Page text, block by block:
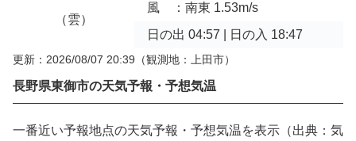
（雲）
風 ：南東 1.53m/s
日の出 04:57 | 日の入 18:47
更新：2026/08/07 20:39 （観測地：上田市）
長野県東御市の天気予報・予想気温
一番近い予報地点の天気予報・予想気温を表示（出典：気